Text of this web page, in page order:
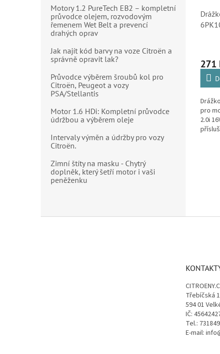
Motory 1.2 PureTech EB2 – kompletní
průvodce olejem, rozvodovým
řemenem Wet Belt a prevencí
drahých oprav
Jak najít kód barvy na voze Citroën a
správně opravit lak?
Průvodce výběrem šroubů kol pro
Citroën, Peugeot a vozy
PSA/Stellantis
Motor 1.6 HDi: Kompletní průvodce
údržbou a výběrem oleje
Intervaly výměn a údržby pro vozy
Citroën.
Zimní štíty na masku - Chytrý
doplněk, který šetří motor i vaši
peněženku
271
pro
2.0i
Třebíčská
594 01
IČ:
Tel.:
E-mail: